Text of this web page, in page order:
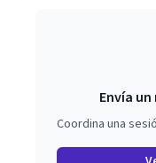
Envía
Coordina una